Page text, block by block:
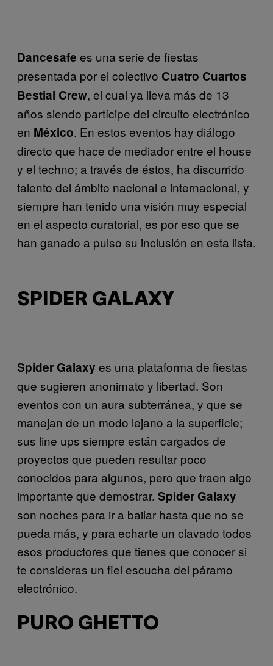
Dancesafe es una serie de fiestas
presentada por el colectivo Cuatro Cuartos
Bestial Crew, el cual ya lleva más de 13
años siendo partícipe del circuito electrónico
en México. En estos eventos hay diálogo
directo que hace de mediador entre el house
y el techno; a través de éstos, ha discurrido
talento del ámbito nacional e internacional, y
siempre han tenido una visión muy especial
en el aspecto curatorial, es por eso que se
han ganado a pulso su inclusión en esta lista.
SPIDER GALAXY
Spider Galaxy es una plataforma de fiestas
que sugieren anonimato y libertad. Son
eventos con un aura subterránea, y que se
manejan de un modo lejano a la superficie;
sus line ups siempre están cargados de
proyectos que pueden resultar poco
conocidos para algunos, pero que traen algo
importante que demostrar. Spider Galaxy
son noches para ir a bailar hasta que no se
pueda más, y para echarte un clavado todos
esos productores que tienes que conocer si
te consideras un fiel escucha del páramo
electrónico.
PURO GHETTO